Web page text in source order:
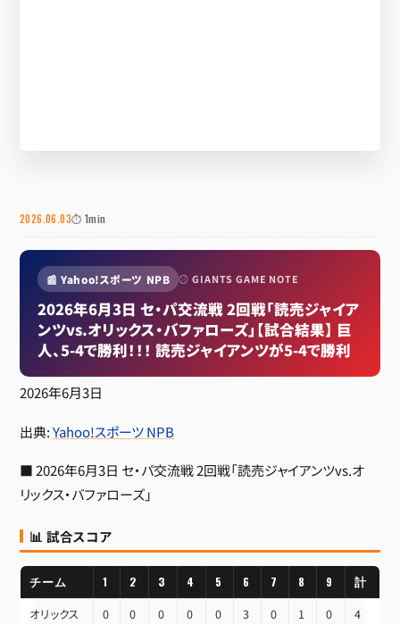
2026.06.03⏱ 1min
📰 Yahoo!スポーツ NPB ⚾ GIANTS GAME NOTE
2026年6月3日 セ・パ交流戦 2回戦「読売ジャイア
ンツvs.オリックス・バファローズ」【試合結果】 巨
人、5-4で勝利！！！ 読売ジャイアンツが5-4で勝利
2026年6月3日
出典:Yahoo!スポーツ NPB
■ 2026年6月3日 セ・パ交流戦 2回戦「読売ジャイアンツvs.オ
リックス・バファローズ」
📊 試合スコア
チーム 1 2 3 4 5 6 7 8 9
計
オリックス
0 0 0 0 0 3 0 1 0
4